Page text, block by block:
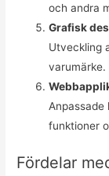
och andra
Grafisk
Utveckling
varumärke.
funktioner
Fördelar